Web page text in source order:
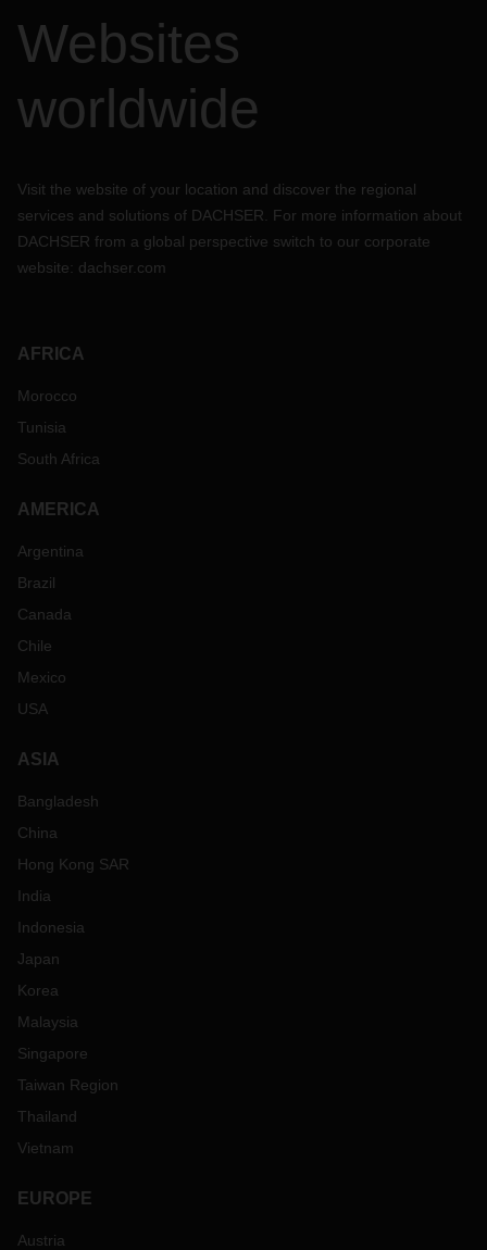
Websites
worldwide
Visit the website of your location and discover the regional
services and solutions of DACHSER. For more information about
DACHSER from a global perspective switch to our corporate
website: dachser.com
AFRICA
Morocco
Tunisia
South Africa
AMERICA
Argentina
Brazil
Canada
Chile
Mexico
USA
ASIA
Bangladesh
China
Hong Kong SAR
India
Indonesia
Japan
Korea
Malaysia
Singapore
Taiwan Region
Thailand
Vietnam
EUROPE
Austria